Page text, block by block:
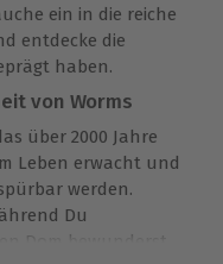
ein in die reiche
entdecke die
haben.
von Worms
über 2000 Jahre
Leben erwacht und
werden.
Du
Dom bewunderst.